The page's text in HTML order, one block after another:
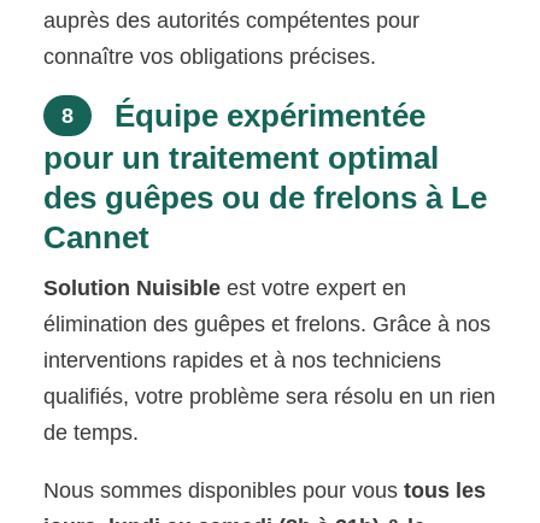
auprès des autorités compétentes pour
connaître vos obligations précises.
8
Équipe expérimentée
pour un traitement optimal
des guêpes ou de frelons à Le
Cannet
Solution Nuisible est votre expert en
élimination des guêpes et frelons. Grâce à nos
interventions rapides et à nos techniciens
qualifiés, votre problème sera résolu en un rien
de temps.
Nous sommes disponibles pour voustous les